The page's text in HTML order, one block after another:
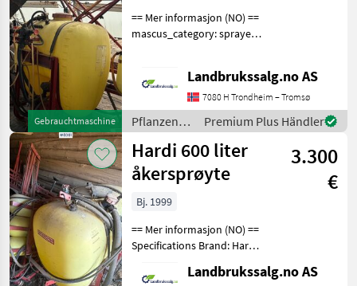
Gebrauchtmaschine
== Mer informasjon (NO) ==
mascus_category: sprayers
See
en.landbrukssalg.no/9135
for more images
Specification
Landbrukssalg.no AS
7080 H Trondheim – Tromsø
Pflanzenschutz
/ Hardi
Premium Plus Händler
Hardi 600 liter
åkersprøyte
3.300
€
Bj. 1999
== Mer informasjon (NO) ==
Specifications Brand: Hardi
1999 Tank volume: 600Landbrukssalg.no AS